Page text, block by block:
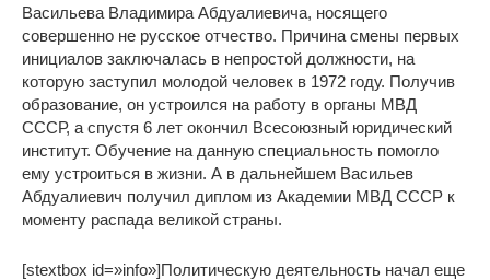
Васильева Владимира Абдуалиевича, носящего
совершенно не русское отчество. Причина смены первых
инициалов заключалась в непростой должности, на
которую заступил молодой человек в 1972 году. Получив
образование, он устроился на работу в органы МВД
СССР, а спустя 6 лет окончил Всесоюзный юридический
институт. Обучение на данную специальность помогло
ему устроиться в жизни. А в дальнейшем Васильев
Абдуалиевич получил диплом из Академии МВД СССР к
моменту распада великой страны.
[stextbox id=»info»]Политическую деятельность начал еще